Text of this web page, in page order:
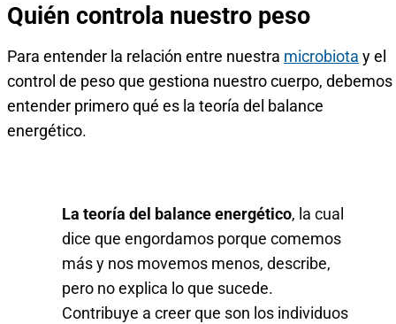
Quién controla nuestro peso
Para entender la relación entre nuestra microbiota y el
control de peso que gestiona nuestro cuerpo, debemos
entender primero qué es la teoría del balance
energético.
La teoría del balance energético, la cual
dice que engordamos porque comemos
más y nos movemos menos, describe,
pero no explica lo que sucede.
Contribuye a creer que son los individuos